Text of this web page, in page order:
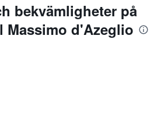
bekvämligheter på
Massimo d'Azeglio